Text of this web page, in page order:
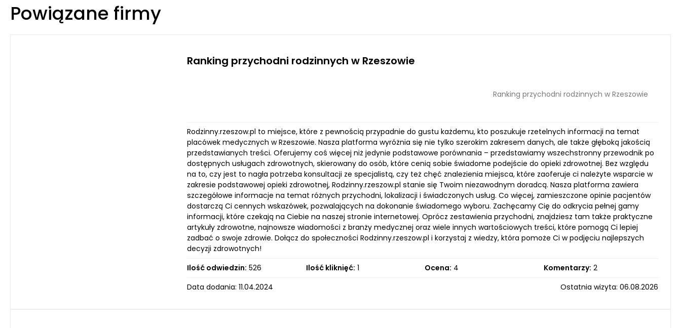
Powiązane firmy
Ranking przychodni rodzinnych w Rzeszowie
Ranking przychodni rodzinnych w Rzeszowie
Rodzinny.rzeszow.pl to miejsce, które z pewnością przypadnie do gustu każdemu, kto poszukuje rzetelnych informacji na temat
placówek medycznych w Rzeszowie. Nasza platforma wyróżnia się nie tylko szerokim zakresem danych, ale także głęboką jakością
przedstawianych treści. Oferujemy coś więcej niż jedynie podstawowe porównania – przedstawiamy wszechstronny przewodnik po
dostępnych usługach zdrowotnych, skierowany do osób, które cenią sobie świadome podejście do opieki zdrowotnej. Bez względu
na to, czy jest to nagła potrzeba konsultacji ze specjalistą, czy też chęć znalezienia miejsca, które zaoferuje ci należyte wsparcie w
zakresie podstawowej opieki zdrowotnej, Rodzinny.rzeszow.pl stanie się Twoim niezawodnym doradcą. Nasza platforma zawiera
szczegółowe informacje na temat różnych przychodni, lokalizacji i świadczonych usług. Co więcej, zamieszczone opinie pacjentów
dostarczą Ci cennych wskazówek, pozwalających na dokonanie świadomego wyboru. Zachęcamy Cię do odkrycia pełnej gamy
informacji, które czekają na Ciebie na naszej stronie internetowej. Oprócz zestawienia przychodni, znajdziesz tam także praktyczne
artykuły zdrowotne, najnowsze wiadomości z branży medycznej oraz wiele innych wartościowych treści, które pomogą Ci lepiej
zadbać o swoje zdrowie. Dołącz do społeczności Rodzinny.rzeszow.pl i korzystaj z wiedzy, która pomoże Ci w podjęciu najlepszych
decyzji zdrowotnych!
Ilość odwiedzin: 526 Ilość kliknięć: 1 Ocena: 4 Komentarzy: 2
Data dodania: 11.04.2024
Ostatnia wizyta: 06.08.2026